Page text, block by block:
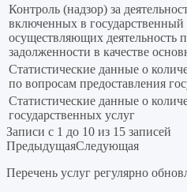
Контроль (надзор) за
включенных в
осуществляющих деятельность
задолженности в качестве
Статистические данные о
по вопросам предоставления
Статистические данные о
государственных услуг
Записи с 1 до 10 из 15 записей
ПредыдущаяСледующая
Перечень услуг регулярно